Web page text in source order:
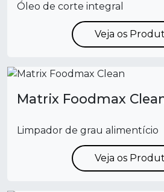
Óleo de corte integral
Veja os
Matrix Foodmax
Limpador de grau alimentício
Veja os